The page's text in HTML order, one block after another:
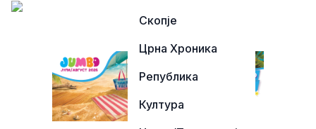
Скопје
Црна Хроника
Република
Култура